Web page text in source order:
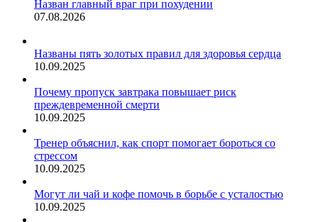
Назван главный враг при похудении
07.08.2026
Названы пять золотых правил для здоровья сердца
10.09.2025
Почему пропуск завтрака повышает риск
преждевременной смерти
10.09.2025
Тренер объяснил, как спорт помогает бороться со
стрессом
10.09.2025
Могут ли чай и кофе помочь в борьбе с усталостью
10.09.2025